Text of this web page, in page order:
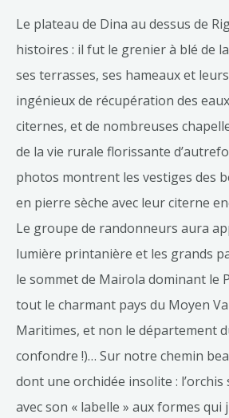
Le plateau de Dina au dessus de
histoires : il fut le grenier à blé de
ses terrasses, ses hameaux et
ingénieux de récupération des
citernes, et de nombreuses
de la vie rurale florissante
photos montrent les vestiges des
en pierre sèche avec leur citerne
Le groupe de randonneurs aura
lumière printanière et les grands
le sommet de Mairola dominant le
tout le charmant pays du Moyen
Maritimes, et non le département
confondre !)… Sur notre chemin
dont une orchidée insolite :
avec son « labelle » aux formes